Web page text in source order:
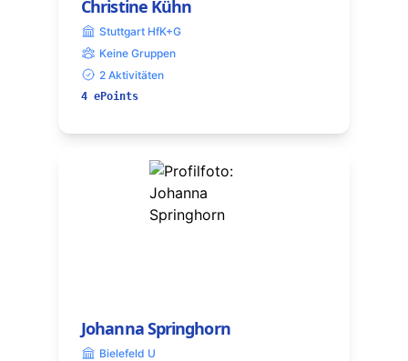
Christine Kühn
Stuttgart HfK+G
Keine Gruppen
2 Aktivitäten
4 ePoints
Johanna Springhorn
Bielefeld U